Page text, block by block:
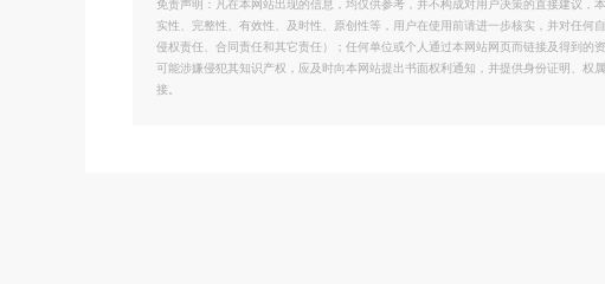
免责声明：凡在本网站出现的信息，均仅供参考，并不构成对用户决策的直接建议
实性、完整性、有效性、及时性、原创性等，用户在使用前请进一步核实，并对任
侵权责任、合同责任和其它责任）；任何单位或个人通过本网站网页而链接及得到
可能涉嫌侵犯其知识产权，应及时向本网站提出书面权利通知，并提供身份证明、
接。